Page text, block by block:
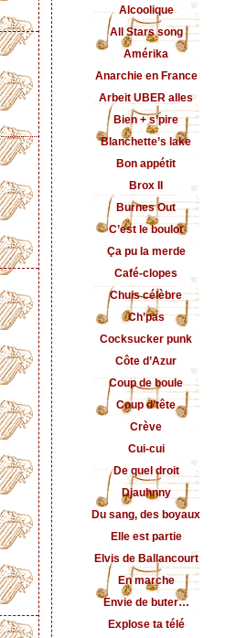
Alcoolique
All Stars song
Amérika
Anarchie en France
Arbeit UBER alles
Bien + s’pire
Blanchette’s lake
Bon appétit
Brox II
Burnes Out
C’est le boulot
Ça pu la merde
Café-clopes
Chuis célèbre
Ch’pas
Cocksucker punk
Côte d’Azur
Coup de boule
Coup d’tête
Crève
Cui-cui
De quel droit
Djauhnny
Du sang, des boyaux
Elle est partie
Elvis de Ballancourt
En marche
Envie de buter…
Explose ta télé